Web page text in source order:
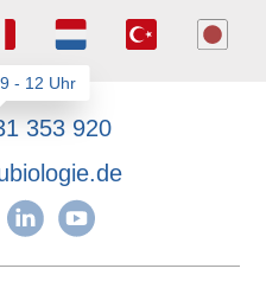
353 920